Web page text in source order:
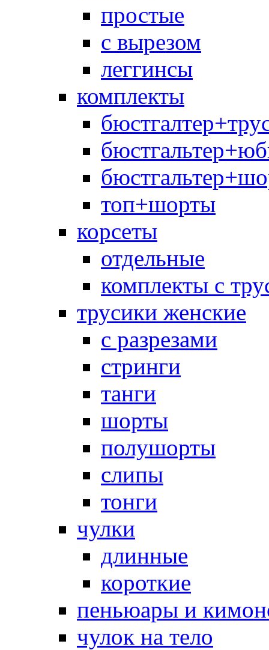
простые
с вырезом
леггинсы
комплекты
топ+шорты
корсеты
отдельные
комплекты с
трусики женские
с разрезами
стринги
танги
шорты
полушорты
слипы
тонги
чулки
длинные
короткие
пеньюары и
чулок на тело